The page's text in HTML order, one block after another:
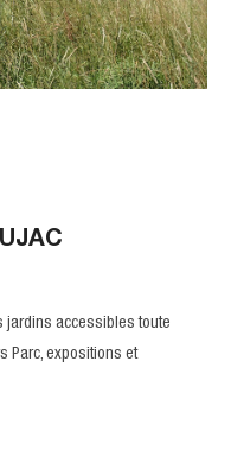
jardins accessibles toute
Parc, expositions et